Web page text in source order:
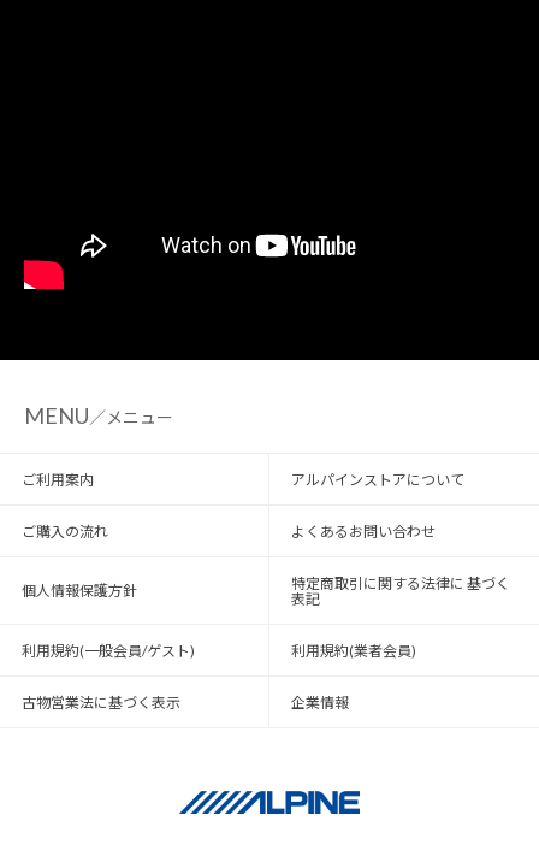
MENU／メニュー
ご利用案内 アルパインストアについて
ご購入の流れ よくあるお問い合わせ
個人情報保護方針
特定商取引に関する法律に 基づく
表記
利用規約(一般会員/ゲスト) 利用規約(業者会員)
古物営業法に基づく表示 企業情報